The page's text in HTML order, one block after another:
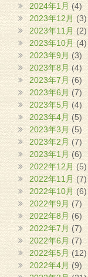
2024年1月 (4)
2023年12月(3)
2023年11月 (2)
2023年10月 (4)
2023年9月 (3)
2023年8月 (4)
2023年7月 (6)
2023年6月 (7)
2023年5月 (4)
2023年4月 (5)
2023年3月 (5)
2023年2月 (7)
2023年1月(6)
2022年12月 (5)
2022年11月 (7)
2022年10月 (6)
2022年9月(7)
2022年8月 (6)
2022年7月 (7)
2022年6月 (7)
2022年5月 (12)
2022年4月(9)